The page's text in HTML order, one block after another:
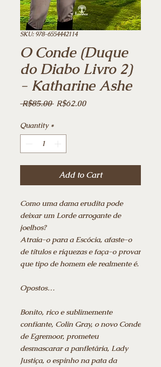
SKU: 978-6554442114
O Conde (Duque
do Diabo Livro 2)
- Katharine Ashe
R$85.00 Regular
R$62.00Sale
Quantity *
Add to Cart
Como uma dama erudita pode
deixar um Lorde arrogante de
joelhos?
Atraia-o para a Escócia, afaste-o
de títulos e riquezas e faça-o provar
que tipo de homem ele realmente é.
Opostos…
Bonito, rico e sublimemente
confiante, Colin Gray, o novo Conde
de Egremoor, prometeu
desmascarar a panfletária, Lady
Justiça, o espinho na pata da